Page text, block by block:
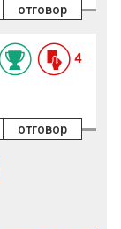
отговор
4
отговор